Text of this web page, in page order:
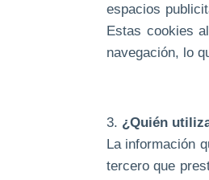
espacios
Estas cookies
navegación, lo
3. ¿Quién
La información
tercero que